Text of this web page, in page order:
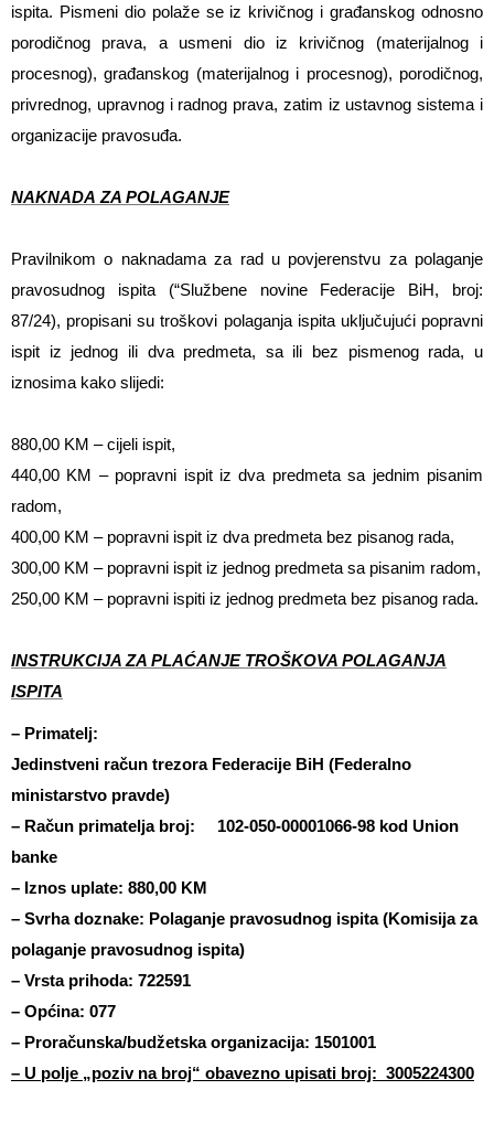
ispita. Pismeni dio polaže se iz krivičnog i građanskog odnosno
porodičnog prava, a usmeni dio iz krivičnog (materijalnog i
procesnog), građanskog (materijalnog i procesnog), porodičnog,
privrednog, upravnog i radnog prava, zatim iz ustavnog sistema i
organizacije pravosuđa.
NAKNADA ZA POLAGANJE
Pravilnikom o naknadama za rad u povjerenstvu za polaganje
pravosudnog ispita (“Službene novine Federacije BiH, broj:
87/24), propisani su troškovi polaganja ispita uključujući popravni
ispit iz jednog ili dva predmeta, sa ili bez pismenog rada, u
iznosima kako slijedi:
880,00 KM – cijeli ispit,
440,00 KM – popravni ispit iz dva predmeta sa jednim pisanim
radom,
400,00 KM – popravni ispit iz dva predmeta bez pisanog rada,
300,00 KM – popravni ispit iz jednog predmeta sa pisanim radom,
250,00 KM – popravni ispiti iz jednog predmeta bez pisanog rada.
INSTRUKCIJA ZA PLAĆANJE TROŠKOVA POLAGANJA
ISPITA
– Primatelj:
Jedinstveni račun trezora Federacije BiH (Federalno
ministarstvo pravde)
– Račun primatelja broj: 102-050-00001066-98 kod Union
banke
– Iznos uplate: 880,00 KM
– Svrha doznake: Polaganje pravosudnog ispita (Komisija za
polaganje pravosudnog ispita)
– Vrsta prihoda: 722591
– Općina: 077
– Proračunska/budžetska organizacija: 1501001
– U polje „poziv na broj“ obavezno upisati broj: 3005224300